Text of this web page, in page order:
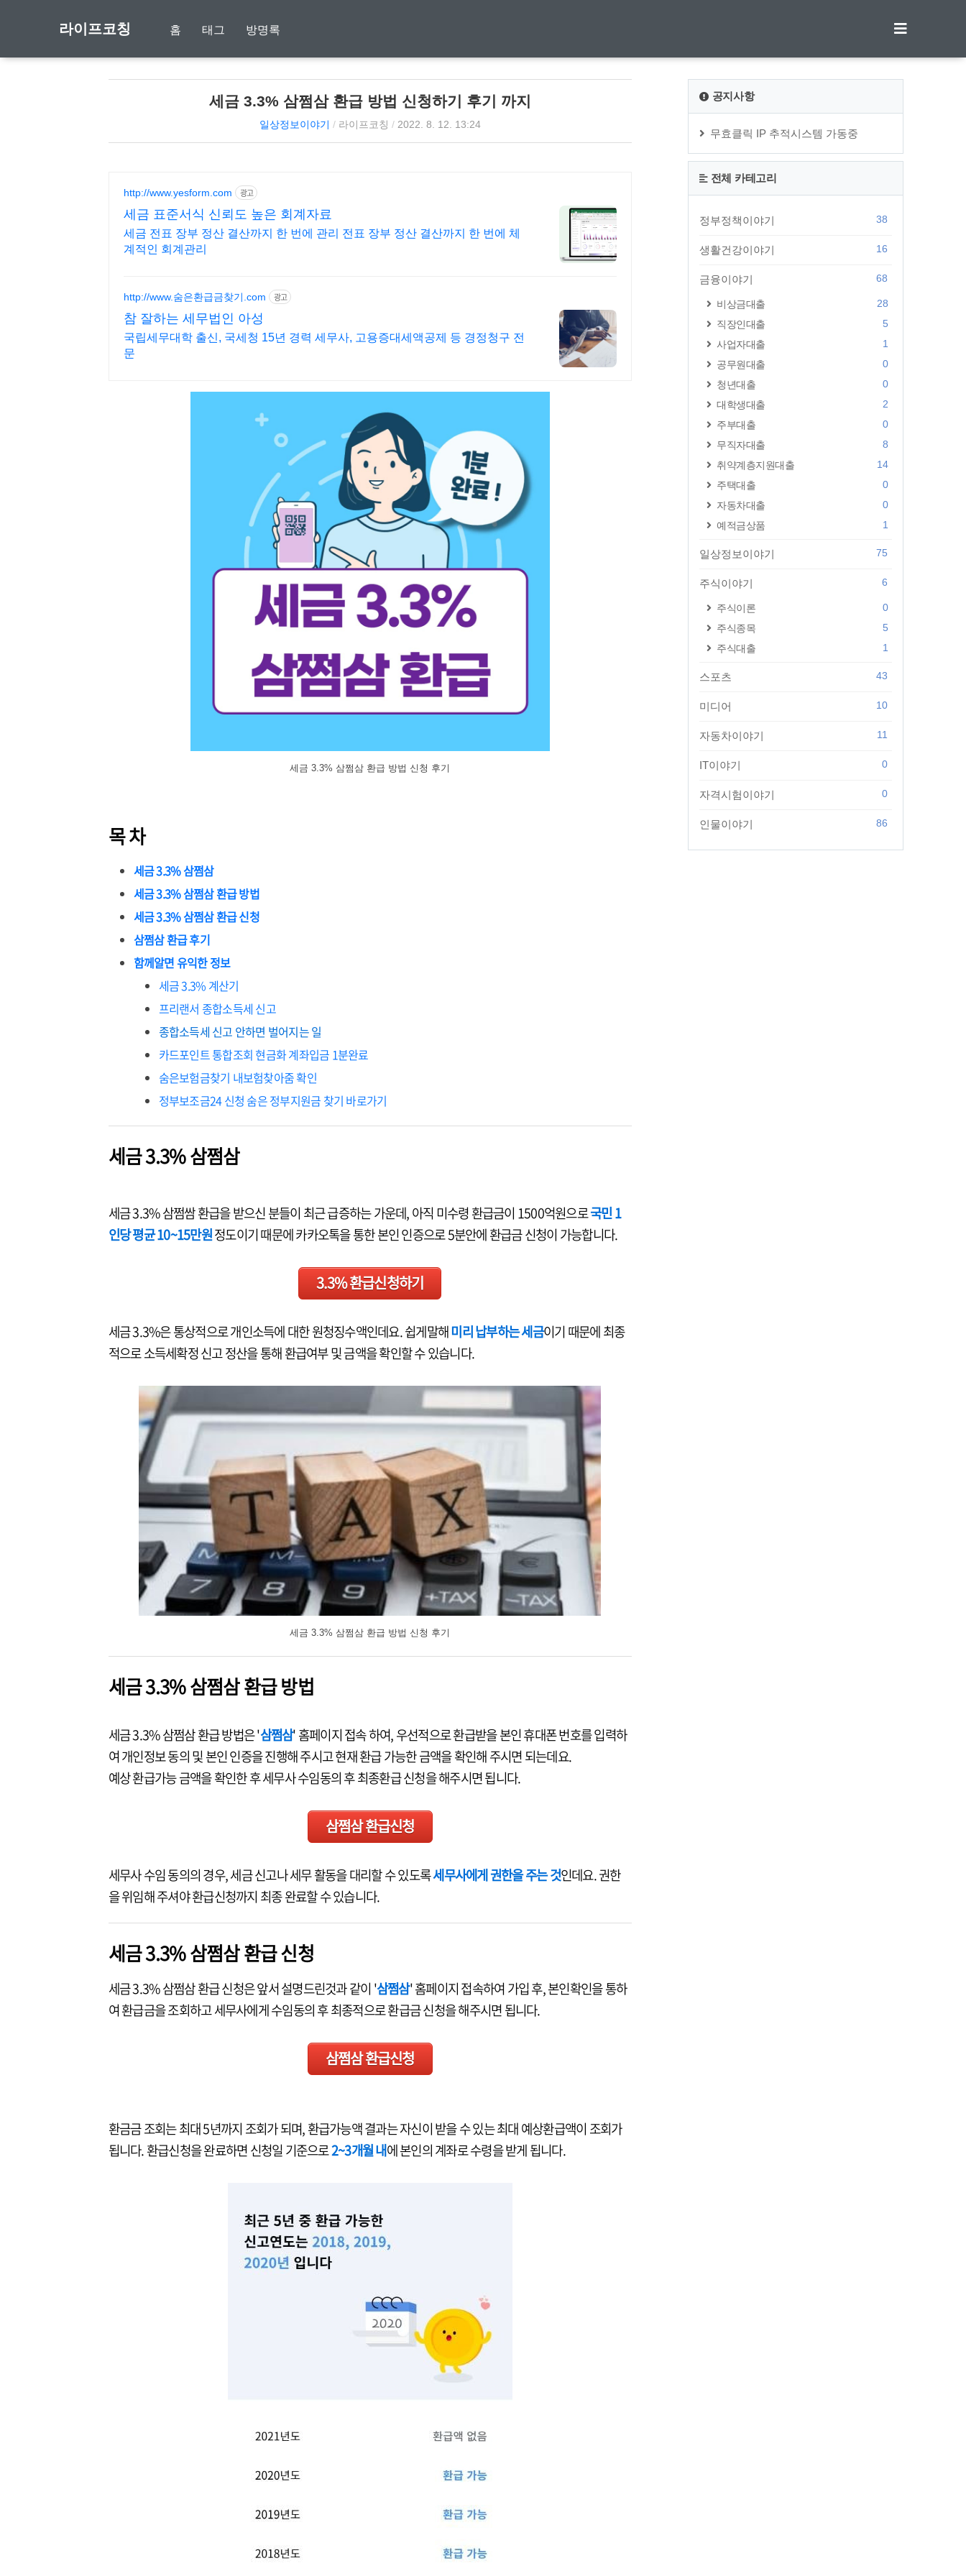
라이프코칭 홈 태그 방명록
세금 3.3% 삼쩜삼 환급 방법 신청하기 후기 까지
일상정보이야기 / 라이프코칭 / 2022. 8. 12. 13:24
http://www.yesform.com 광고
세금 표준서식 신뢰도 높은 회계자료
세금 전표 장부 정산 결산까지 한 번에 관리 전표 장부 정산 결산까지 한 번에 체
계적인 회계관리
http://www.숨은환급금찾기.com 광고
참 잘하는 세무법인 아성
국립세무대학 출신, 국세청 15년 경력 세무사, 고용증대세액공제 등 경정청구 전
문
세금 3.3% 삼쩜삼 환급 방법 신청 후기
목 차
세금 3.3% 삼쩜삼
세금 3.3% 삼쩜삼 환급 방법
세금 3.3% 삼쩜삼 환급 신청
삼쩜삼 환급 후기
함께알면 유익한 정보
세금 3.3% 계산기
프리랜서 종합소득세 신고
종합소득세 신고 안하면 벌어지는 일
카드포인트 통합조회 현금화 계좌입금 1분완료
숨은보험금찾기 내보험찾아줌 확인
정부보조금24 신청 숨은 정부지원금 찾기 바로가기
세금 3.3% 삼쩜삼
세금 3.3% 삼쩜쌈 환급을 받으신 분들이 최근 급증하는 가운데, 아직 미수령 환급금이 1500억원으로국민 1
인당 평균 10~15만원정도이기 때문에 카카오톡을 통한 본인 인증으로 5분안에 환급금 신청이 가능합니다.
3.3% 환급신청하기
세금 3.3%은 통상적으로 개인소득에 대한 원청징수액인데요. 쉽게말해미리 납부하는 세금이기 때문에 최종
적으로 소득세확정 신고 정산을 통해 환급여부 및 금액을 확인할 수 있습니다.
세금 3.3% 삼쩜삼 환급 방법 신청 후기
세금 3.3% 삼쩜삼 환급 방법
세금 3.3% 삼쩜삼 환급 방법은 '삼쩜삼' 홈페이지 접속 하여, 우선적으로 환급받을 본인 휴대폰 번호를 입력하
여 개인정보 동의 및 본인 인증을 진행해 주시고 현재 환급 가능한 금액을 확인해 주시면 되는데요.
예상 환급가능 금액을 확인한 후 세무사 수임동의 후 최종환급 신청을 해주시면 됩니다.
삼쩜삼 환급신청
세무사 수임 동의의 경우, 세금 신고나 세무 활동을 대리할 수 있도록세무사에게 권한을 주는 것인데요. 권한
을 위임해 주셔야 환급신청까지 최종 완료할 수 있습니다.
세금 3.3% 삼쩜삼 환급 신청
세금 3.3% 삼쩜삼 환급 신청은 앞서 설명드린것과 같이 '삼쩜삼' 홈페이지 접속하여 가입 후, 본인확인을 통하
여 환급금을 조회하고 세무사에게 수임동의 후 최종적으로 환급금 신청을 해주시면 됩니다.
삼쩜삼 환급신청
환금금 조회는 최대 5년까지 조회가 되며, 환급가능액 결과는 자신이 받을 수 있는 최대 예상환급액이 조회가
됩니다. 환급신청을 완료하면 신청일 기준으로2~3개월 내에 본인의 계좌로 수령을 받게 됩니다.
공지사항
무효클릭 IP 추적시스템 가동중
전체 카테고리
정부정책이야기 38
생활건강이야기 16
금융이야기 68
비상금대출
28
직장인대출
5
사업자대출
1
공무원대출
0
청년대출
0
대학생대출
2
주부대출
0
무직자대출
8
취약계층지원대출
14
주택대출
0
자동차대출
0
예적금상품
1
일상정보이야기 75
주식이야기 6
주식이론
0
주식종목
5
주식대출
1
스포츠 43
미디어 10
자동차이야기 11
IT이야기 0
자격시험이야기 0
인물이야기 86